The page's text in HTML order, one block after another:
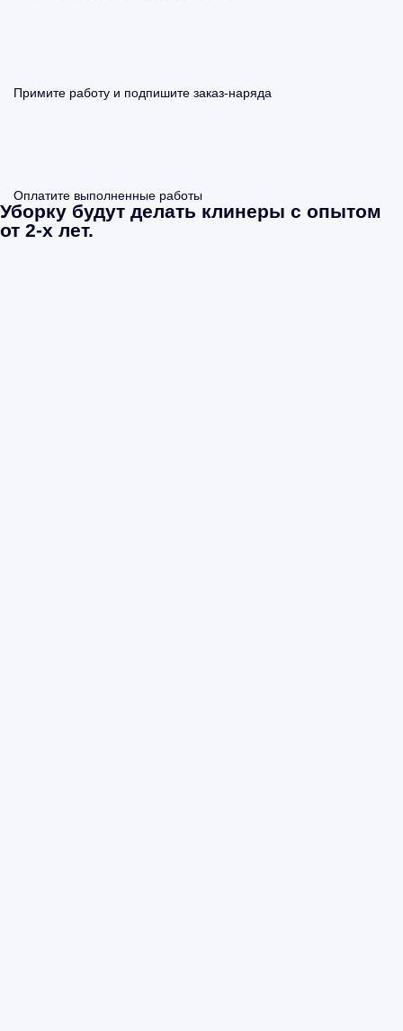
Примите работу и подпишите заказ-наряда
Оплатите выполненные работы
Уборку будут делать клинеры с опытом
от 2-х лет.